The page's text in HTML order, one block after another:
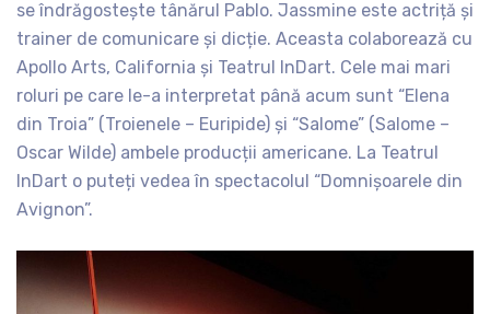
se îndrăgostește tânărul Pablo. Jassmine este actriță și
trainer de comunicare și dicție. Aceasta colaborează cu
Apollo Arts, California și Teatrul InDart. Cele mai mari
roluri pe care le-a interpretat până acum sunt “Elena
din Troia” (Troienele – Euripide) și “Salome” (Salome –
Oscar Wilde) ambele producții americane. La Teatrul
InDart o puteți vedea în spectacolul “Domnișoarele din
Avignon”.